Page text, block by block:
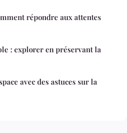
répondre aux attentes
: explorer en préservant la
avec des astuces sur la